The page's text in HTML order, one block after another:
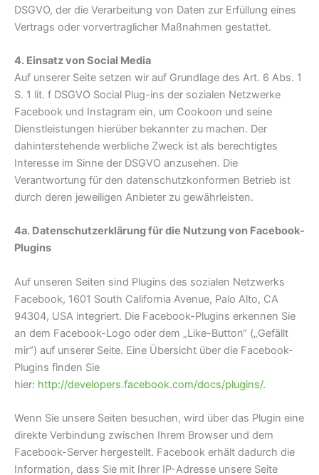
DSGVO, der die Verarbeitung von Daten zur Erfüllung eines
Vertrags oder vorvertraglicher Maßnahmen gestattet.
4. Einsatz von Social Media
Auf unserer Seite setzen wir auf Grundlage des Art. 6 Abs. 1
S. 1 lit. f DSGVO Social Plug-ins der sozialen Netzwerke
Facebook und Instagram ein, um Cookoon und seine
Dienstleistungen hierüber bekannter zu machen. Der
dahinterstehende werbliche Zweck ist als berechtigtes
Interesse im Sinne der DSGVO anzusehen. Die
Verantwortung für den datenschutzkonformen Betrieb ist
durch deren jeweiligen Anbieter zu gewährleisten.
4a. Datenschutzerklärung für die Nutzung von Facebook-
Plugins
Auf unseren Seiten sind Plugins des sozialen Netzwerks
Facebook, 1601 South California Avenue, Palo Alto, CA
94304, USA integriert. Die Facebook-Plugins erkennen Sie
an dem Facebook-Logo oder dem „Like-Button“ („Gefällt
mir“) auf unserer Seite. Eine Übersicht über die Facebook-
Plugins finden Sie
hier: http://developers.facebook.com/docs/plugins/.
Wenn Sie unsere Seiten besuchen, wird über das Plugin eine
direkte Verbindung zwischen Ihrem Browser und dem
Facebook-Server hergestellt. Facebook erhält dadurch die
Information, dass Sie mit Ihrer IP-Adresse unsere Seite